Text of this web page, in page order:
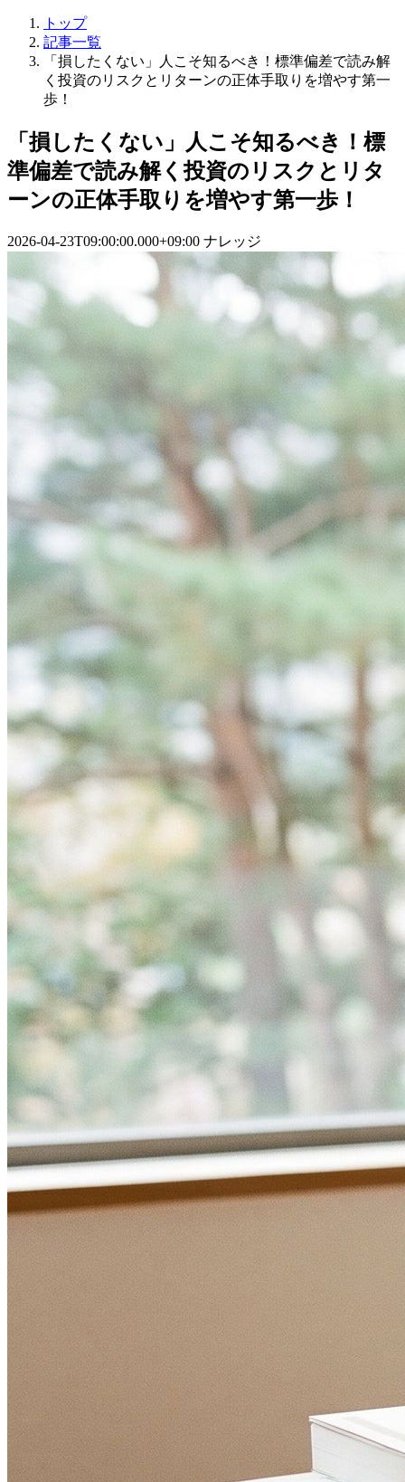
トップ
記事一覧
「損したくない」人こそ知るべき！標準偏差で読み解
く投資のリスクとリターンの正体手取りを増やす第一
歩！
「損したくない」人こそ知るべき！標
準偏差で読み解く投資のリスクとリタ
ーンの正体手取りを増やす第一歩！
2026-04-23T09:00:00.000+09:00 ナレッジ